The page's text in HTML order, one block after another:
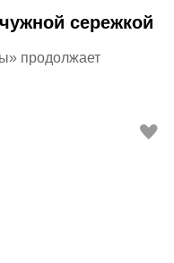
сережкой
продолжает